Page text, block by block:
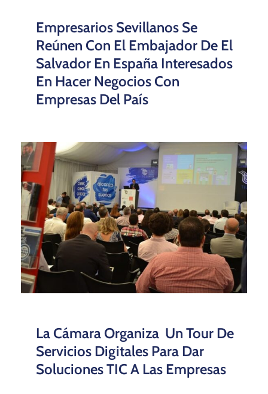
Empresarios Sevillanos Se
Reúnen Con El Embajador De El
Salvador En España Interesados
En Hacer Negocios Con
Empresas Del País
La Cámara Organiza Un Tour De
Servicios Digitales Para Dar
Soluciones TIC A Las Empresas